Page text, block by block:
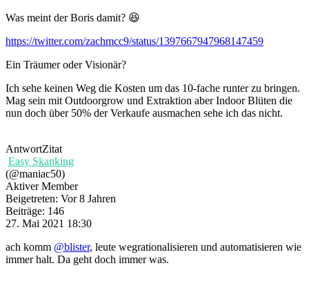
Was meint der Boris damit? 😆
https://twitter.com/zachmcc9/status/1397667947968147459
Ein Träumer oder Visionär?
Ich sehe keinen Weg die Kosten um das 10-fache runter zu bringen.
Mag sein mit Outdoorgrow und Extraktion aber Indoor Blüten die
nun doch über 50% der Verkaufe ausmachen sehe ich das nicht.
AntwortZitat
Easy Skanking
(@maniac50)
Aktiver Member
Beigetreten: Vor 8 Jahren
Beiträge: 146
27. Mai 2021 18:30
ach komm @blister, leute wegrationalisieren und automatisieren wie
immer halt. Da geht doch immer was.